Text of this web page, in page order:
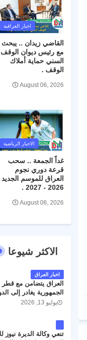
اخبار العراقية
القاضي زيدان .. يبحث
مع رئيس ديوان الوقف
السني حماية أملاك
الوقف .
August 06, 2026
الاخبار الرياضية
غداً الجمعة .. سحب
قرعة دوري نجوم
العراق للموسم الجديد
2026 - 2027 .
August 06, 2026
الاكثر شيوعا
اخبار العراق
العراق يتضامن مع
الجمهورية يغادر إلى
واجب العزاء .
يوليو 13, 2026
تنعي وكالة الديرة نيوز